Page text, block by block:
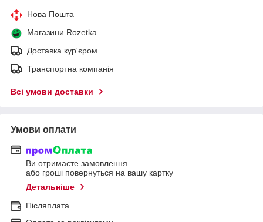
Нова Пошта
Магазини Rozetka
Доставка кур'єром
Транспортна компанія
Всі умови доставки
Умови оплати
Ви отримаєте замовлення
або гроші повернуться на вашу картку
Детальніше
Післяплата